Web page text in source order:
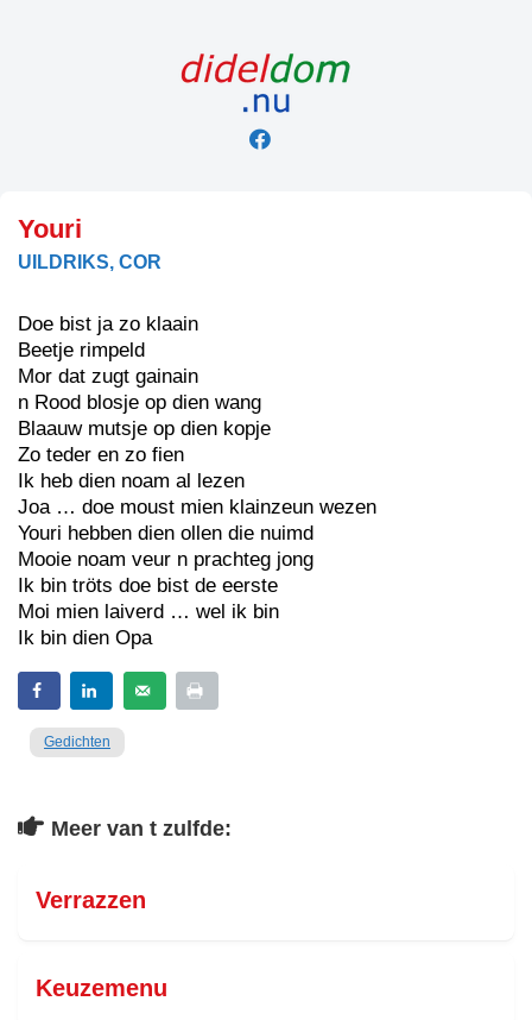
Youri
UILDRIKS, COR
Doe bist ja zo klaain
Beetje rimpeld
Mor dat zugt gainain
n Rood blosje op dien wang
Blaauw mutsje op dien kopje
Zo teder en zo fien
Ik heb dien noam al lezen
Joa … doe moust mien klainzeun wezen
Youri hebben dien ollen die nuimd
Mooie noam veur n prachteg jong
Ik bin tröts doe bist de eerste
Moi mien laiverd … wel ik bin
Ik bin dien Opa
Gedichten
Meer van t zulfde:
Verrazzen
Keuzemenu